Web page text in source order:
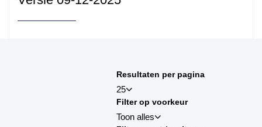
Resultaten per pagina
25
25
Filter op voorkeur
Toon alles
sortby_title:desc
sortby_palga:asc